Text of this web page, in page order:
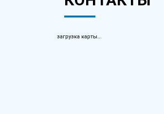
загрузка карты...